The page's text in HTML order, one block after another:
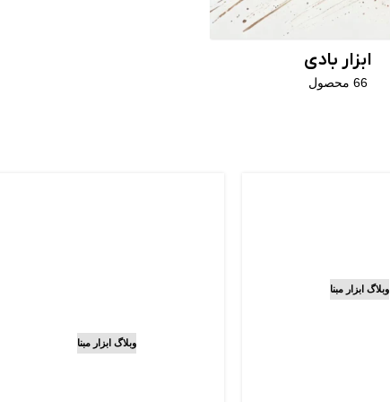
ابزار بادی
66 محصول
وبلاگ ابزار مبنا
وبلاگ ابزار مبنا